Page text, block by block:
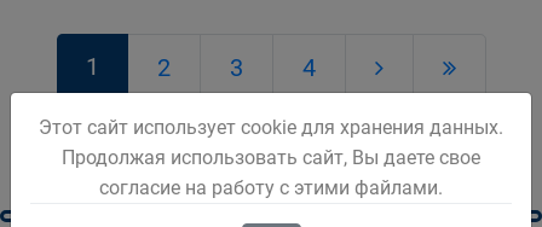
1 2 3 4
Этот сайт использует cookie для хранения данных.
Продолжая использовать сайт, Вы даете свое
согласие на работу с этими файлами.